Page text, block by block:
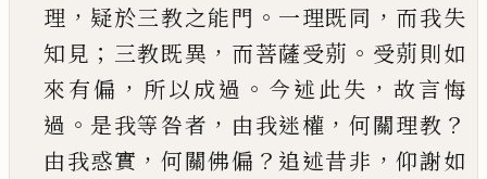
理 ， 疑於三教之能門 。 一理既同 ， 而我失
知見 ； 三教既異 ， 而菩薩受莂 。 受莂則如
來有偏 ， 所以成過 。 今述此失 ， 故言悔
過 。 是我等咎者 ， 由我迷權 ，何關理教 ？
由我惑實 ，何關佛偏 ？ 追述昔非 ，仰謝如